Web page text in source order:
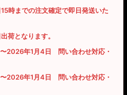
時までの注文確定で即日発送いた
荷となります。
2026年1月4日 問い合わせ対応・
2026年1月4日 問い合わせ対応・